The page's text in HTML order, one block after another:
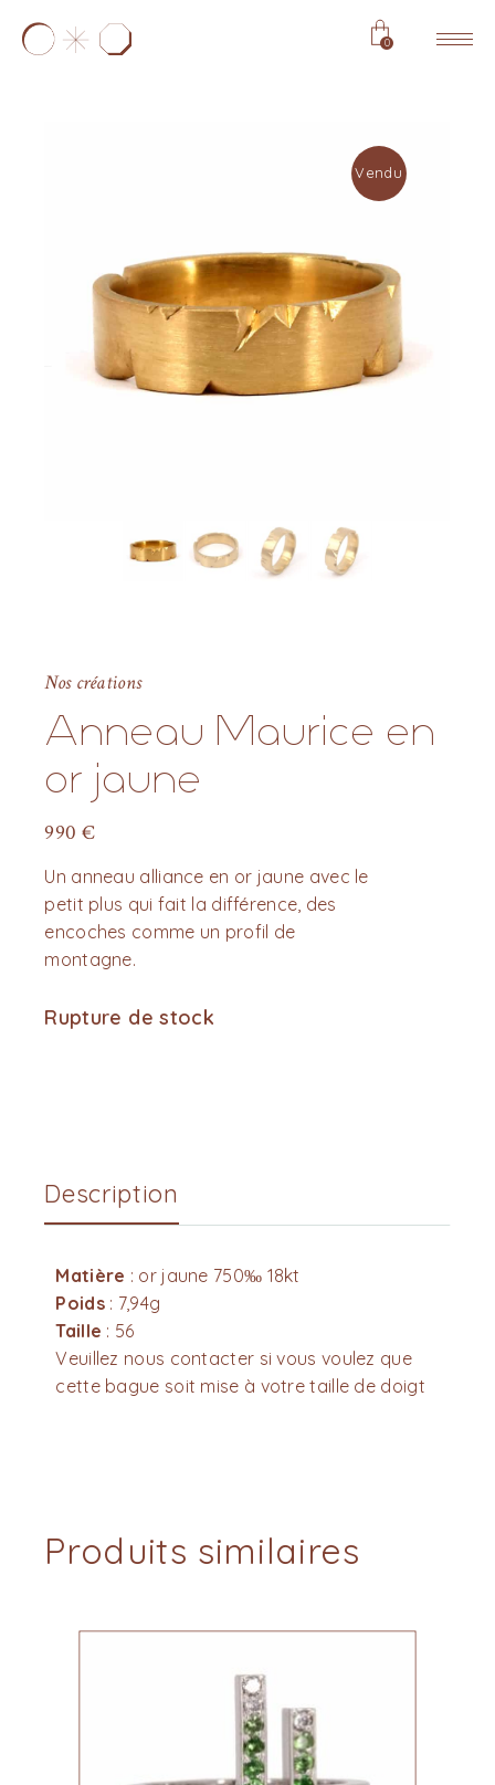
0
Vendu
Nos créations
Anneau Maurice en
or jaune
990 €
Un anneau alliance en or jaune avec le
petit plus qui fait la différence, des
encoches comme un profil de
montagne.
Rupture de stock
Description
Matière : or jaune 750‰ 18kt
Poids: 7,94g
Taille : 56
Veuillez nous contacter si vous voulez que
cette bague soit mise à votre taille de doigt
Produits similaires